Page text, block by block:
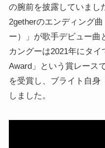
の腕前を披露していまし
2getherのエンディング
ー）」が歌手デビュー曲
カングーは2021年にタ
Award」という賞レース
を受賞し、ブライト自身
しました。